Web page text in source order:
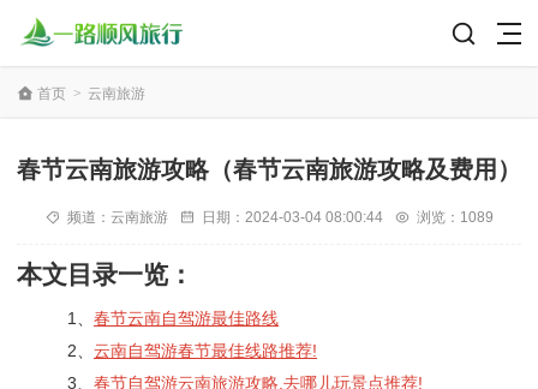
首页 > 云南旅游
春节云南旅游攻略（春节云南旅游攻略及费用）
频道： 云南旅游 日期： 2024-03-04 08:00:44 浏览：1089
本文目录一览：
1、 春节云南自驾游最佳路线
2、 云南自驾游春节最佳线路推荐!
3、 春节自驾游云南旅游攻略,去哪儿玩景点推荐!